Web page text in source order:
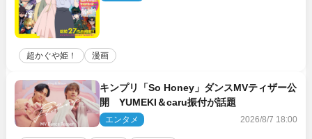
超かぐや姫！ 漫画
キンプリ「So Honey」ダンスMVティザー公
開 YUMEKI＆caru振付が話題
エンタメ 2026/8/7 18:00